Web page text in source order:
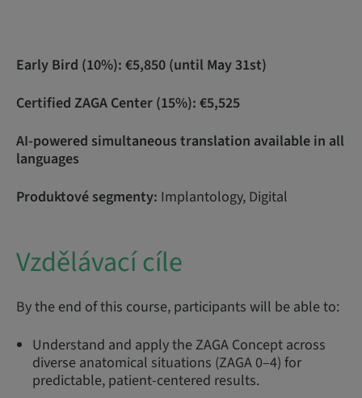
Early Bird (10%): €5,850 (until May 31st)
Certified ZAGA Center (15%): €5,525
AI-powered simultaneous translation available in all
languages
Produktové segmenty: Implantology, Digital
Vzdělávací cíle
By the end of this course, participants will be able to:
Understand and apply the ZAGA Concept across
diverse anatomical situations (ZAGA 0–4) for
predictable, patient-centered results.